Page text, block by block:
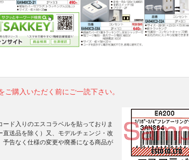
ご購入いただく前にご一読下さい。
ード入りのエスコラベルを貼っておりま
直送品を除く）又、モデルチェンジ・改
予告なく仕様の変更や廃番になる商品が